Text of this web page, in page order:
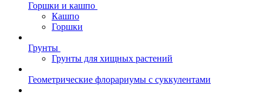
Горшки и кашпо
Кашпо
Горшки
Грунты
Грунты для хищных растений
Геометрические флорариумы с суккулентами